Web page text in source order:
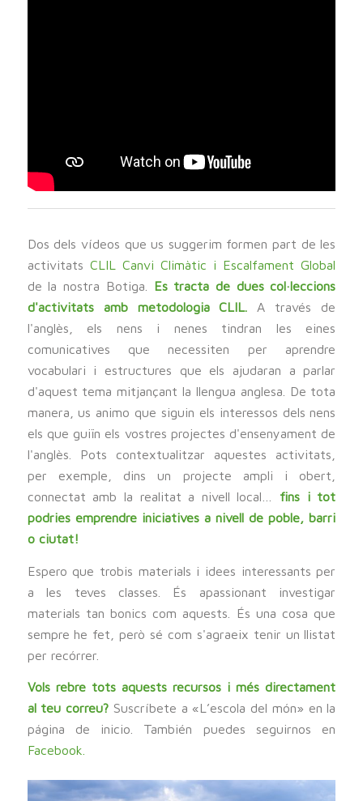
Dos dels vídeos que us suggerim formen part de les
activitats CLIL Canvi Climàtic i Escalfament Global
de la nostra Botiga. Es tracta de dues col·leccions
d'activitats amb metodologia CLIL. A través de
l'anglès, els nens i nenes tindran les eines
comunicatives que necessiten per aprendre
vocabulari i estructures que els ajudaran a parlar
d'aquest tema mitjançant la llengua anglesa. De tota
manera, us animo que siguin els interessos dels nens
els que guiïn els vostres projectes d'ensenyament de
l'anglès. Pots contextualitzar aquestes activitats,
per exemple, dins un projecte ampli i obert,
connectat amb la realitat a nivell local… fins i tot
podries emprendre iniciatives a nivell de poble, barri
o ciutat!
Espero que trobis materials i idees interessants per
a les teves classes. És apassionant investigar
materials tan bonics com aquests. És una cosa que
sempre he fet, però sé com s'agraeix tenir un llistat
per recórrer.
Vols rebre tots aquests recursos i més directament
al teu correu? Suscríbete a «L’escola del món» en la
página de inicio. También puedes seguirnos en
Facebook.